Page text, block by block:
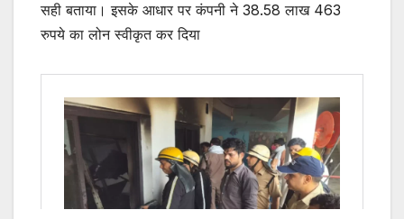
सही बताया। इसके आधार पर कंपनी ने 38.58 लाख 463
रुपये का लोन स्वीकृत कर दिया